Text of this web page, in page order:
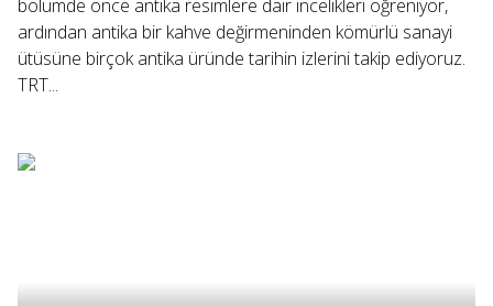
bölümde önce antika resimlere dair incelikleri öğreniyor,
ardından antika bir kahve değirmeninden kömürlü sanayi
ütüsüne birçok antika üründe tarihin izlerini takip ediyoruz.
TRT...